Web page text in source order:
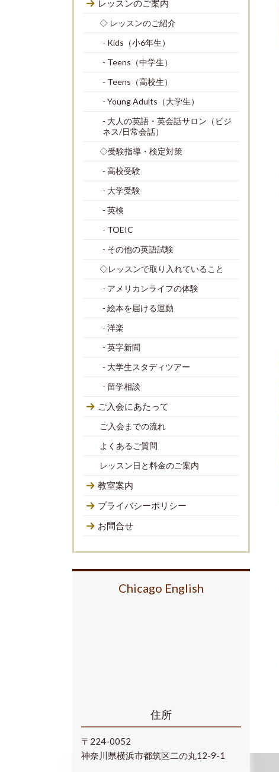
レッスンのご案内
◇ レッスンのご紹介
- Kids（小6年生）
- Teens（中学生）
- Teens（高校生）
- Young Adults（大学生）
- 大人の英語・英会話サロン（ビジ
ネス/日常会話）
◇受験指導・検定対策
- 高校受験
- 大学受験
- 英検
- TOEIC
- その他の英語試験
◇レッスンで取り入れていること
- アメリカンライフの体験
- 絵本を届ける運動
- 洋楽
- 英字新聞
- 大学生スタディツアー
- 留学相談
ご入会にあたって
ご入会までの流れ
よくあるご質問
レッスン日と料金のご案内
教室案内
プライバシーポリシー
お問合せ
Chicago English
住所
〒224-0052
神奈川県横浜市都筑区二の丸12-9-1